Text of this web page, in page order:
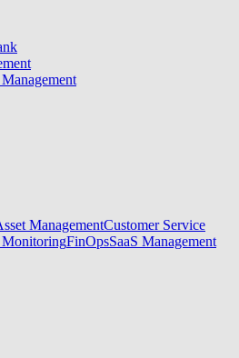
ManagementCustomer Service
FinOpsSaaS Management